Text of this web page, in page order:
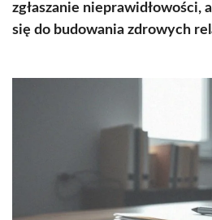
zgłaszanie nieprawidłowości,
się do budowania zdrowych